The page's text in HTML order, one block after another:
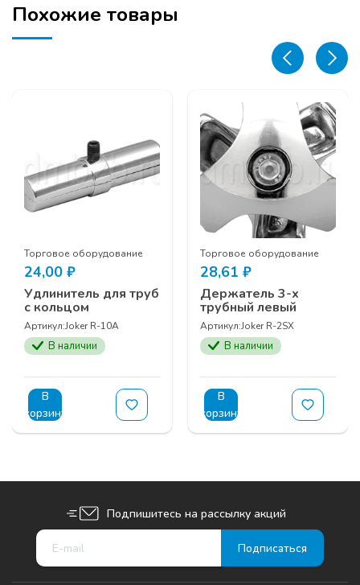
Похожие товары
Торговое оборудование
24,00 ₽
Удлинитель для труб
с кольцом
Артикул:Joker R-10A
В наличии
В
корзину
Торговое оборудование
28,61 ₽
Держатель 3-х
трубный левый
Артикул:Joker R-2SX
В наличии
В
корзину
Подпишитесь на рассылку акций